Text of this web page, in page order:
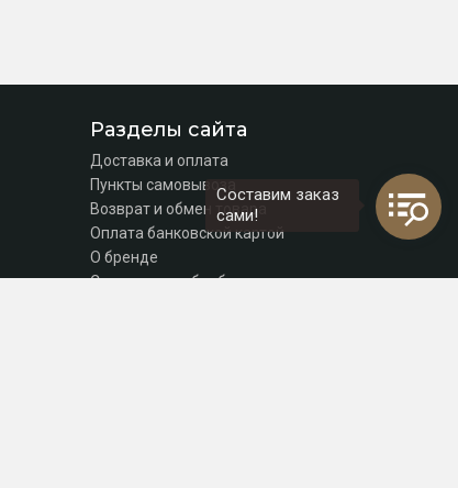
Разделы сайта
Доставка и оплата
Пункты самовывоза
Возврат и обмен товара
Оплата банковской картой
О бренде
Согласие на обработку персональных данных
Составим заказ
сами!